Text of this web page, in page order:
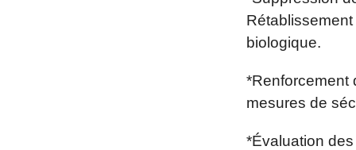
biologique.
*Renforcement
mesures de
*Évaluation